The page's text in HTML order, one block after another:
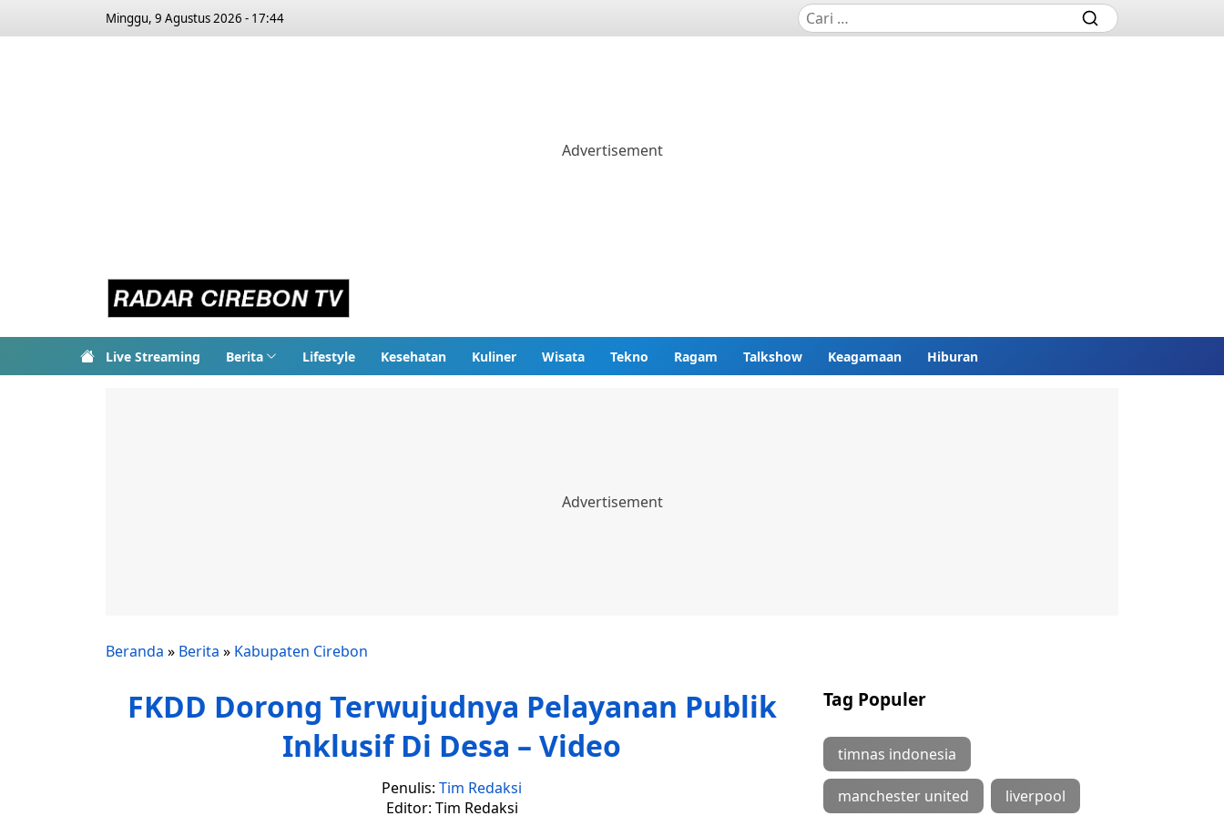
Minggu, 9 Agustus 2026 - 17:44
Live Streaming Berita Lifestyle Kesehatan Kuliner Wisata Tekno Ragam Talkshow Keagamaan Hiburan
Beranda » Berita » Kabupaten Cirebon
FKDD Dorong Terwujudnya Pelayanan Publik
Inklusif Di Desa – Video
Penulis: Tim Redaksi
Editor: Tim Redaksi
Tag Populer
timnas indonesia
manchester united liverpool